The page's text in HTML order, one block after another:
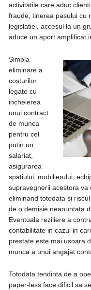
activitatile care aduc
fraude, tinerea pasului cu
legislatiei, accesul la un
aduce un aport amplificat
Simpla
eliminare a
costurilor
legate cu
incheierea
unui contract
de munca
pentru cel
putin un
salariat,
asigurarea
spatiului, mobilierului,
supravegherii acestora va
eliminand totodata si
de o demisie neanuntata
Eventuala reziliere a
contabilitate in cazul in
prestate este mai usoara
munca a unui angajat
Totodata tendinta de a
paper-less face dificil sa